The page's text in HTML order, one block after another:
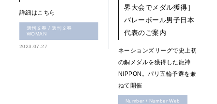
詳細はこちら
週刊文春 / 週刊文春
WOMAN
2023.07.27
界大会でメダル獲得］
バレーボール男子日本
代表のご案内
ネーションズリーグで史上初
の銅メダルを獲得した龍神
NIPPON。パリ五輪予選を兼
ねて開催
Number / Number Web